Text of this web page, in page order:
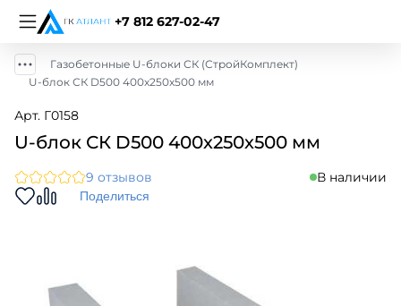
+7 812 627-02-47
Газобетонные U-блоки СК (СтройКомплект)
U-блок СК D500 400х250х500 мм
Арт. Г0158
U-блок СК D500 400х250х500 мм
9 отзывов В наличии
Поделиться